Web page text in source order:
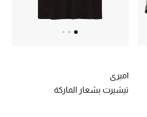
اميري
تيشيرت بشعار الماركة